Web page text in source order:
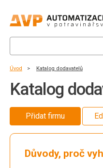
Úvod Katalog dodavatelů
Katalog
Přidat firmu
Důvody, proč